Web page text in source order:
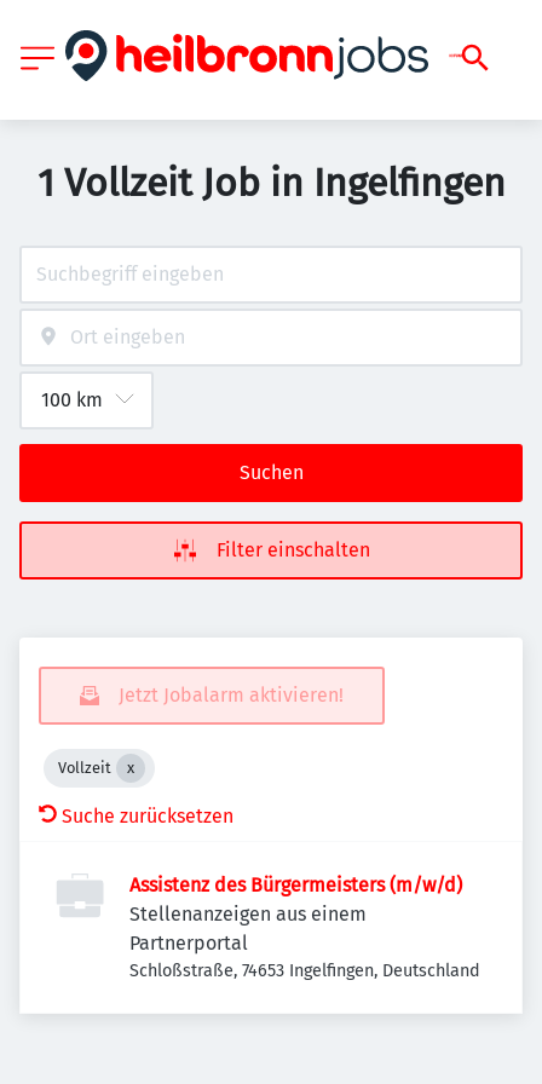
1 Vollzeit Job in Ingelfingen
Suchen
Filter einschalten
Jetzt Jobalarm aktivieren!
Vollzeit
Suche zurücksetzen
Assistenz des Bürgermeisters (m/w/d)
Stellenanzeigen aus einem
Partnerportal
Schloßstraße, 74653 Ingelfingen, Deutschland